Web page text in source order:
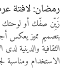
رمضان: لافتة
زَيِّن صفّك أو لوحتك
بتصميم مميز يعكس
الثقافية والدينية
الاستخدام